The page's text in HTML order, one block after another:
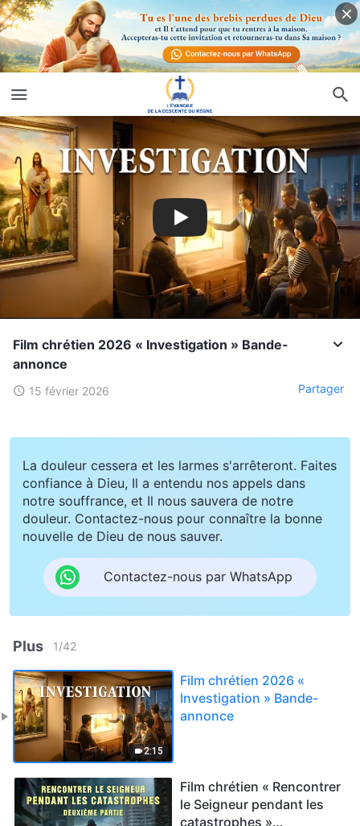
Film chrétien 2026 « Investigation » Bande-
annonce
15 février 2026 Partager
La douleur cessera et les larmes s'arrêteront. Faites
confiance à Dieu, Il a entendu nos appels dans
notre souffrance, et Il nous sauvera de notre
douleur. Contactez-nous pour connaître la bonne
nouvelle de Dieu de nous sauver.
Contactez-nous par WhatsApp
Plus 1/42
2:15
Film chrétien 2026 «
Investigation » Bande-
annonce
Film chrétien « Rencontrer
le Seigneur pendant les
catastrophes »